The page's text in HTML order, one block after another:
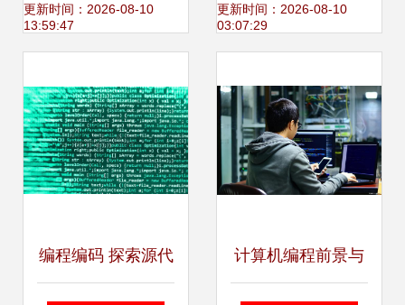
编程与智能管理
更新时间：2026-08-10
13:59:47
步步教你学编程
更新时间：2026-08-10
03:07:29
编程编码 探索源代 计算机编程前景与